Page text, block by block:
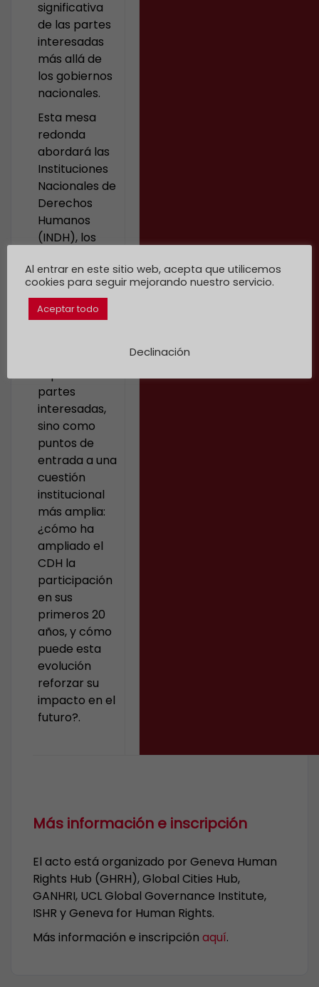
significativa
de las partes
interesadas
más allá de
los gobiernos
nacionales.
Esta mesa
redonda
abordará las
Instituciones
Nacionales de
Derechos
Humanos
(INDH), los
Indígenas y
los gobiernos
locales y
regionales no
separadas de
partes
interesadas,
sino como
puntos de
entrada a una
cuestión
institucional
más amplia:
¿cómo ha
ampliado el
CDH la
participación
en sus
primeros 20
años, y cómo
puede esta
evolución
reforzar su
impacto en el
futuro?.
Más información e inscripción
El acto está organizado por Geneva Human
Rights Hub (GHRH), Global Cities Hub,
GANHRI, UCL Global Governance Institute,
ISHR y Geneva for Human Rights.
Más información e inscripción aquí.
Al entrar en este sitio web, acepta que utilicemos
cookies para seguir mejorando nuestro servicio.
Aceptar todo
Declinación